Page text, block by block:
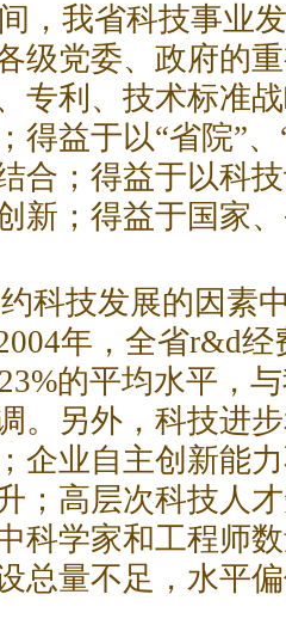
我省科技事业发
级党委、政府的
专利、技术标准
得益于以“省院”
合；得益于以科
新；得益于国家
技发展的因素中
年，全省r&d经
的平均水平，
。另外，科技进
企业自主创新能
；高层次科技人
科学家和工程师
总量不足，水平